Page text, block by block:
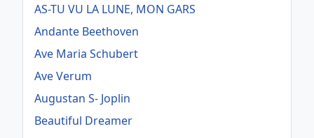
AS-TU VU LA LUNE, MON GARS
Andante Beethoven
Ave Maria Schubert
Ave Verum
Augustan S- Joplin
Beautiful Dreamer